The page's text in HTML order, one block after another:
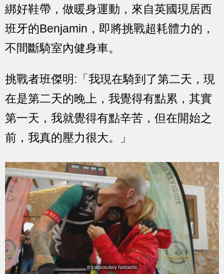
綁好鞋帶，做暖身運動，來自英國現居西
班牙的Benjamin，即將挑戰超耗體力的，
不間斷騎室內健身車。
挑戰者班傑明:「我現在騎到了第二天，現
在是第二天的晚上，我覺得有點累，其實
第一天，我就覺得有點辛苦，但在開始之
前，我真的壓力很大。」